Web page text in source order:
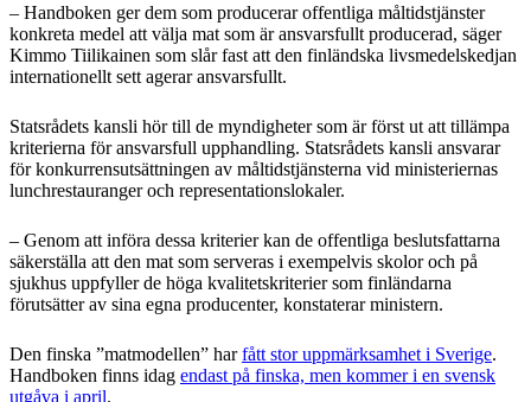
– Handboken ger dem som producerar offentliga måltidstjänster
konkreta medel att välja mat som är ansvarsfullt producerad, säger
Kimmo Tiilikainen som slår fast att den finländska livsmedelskedjan
internationellt sett agerar ansvarsfullt.
Statsrådets kansli hör till de myndigheter som är först ut att tillämpa
kriterierna för ansvarsfull upphandling. Statsrådets kansli ansvarar
för konkurrensutsättningen av måltidstjänsterna vid ministeriernas
lunchrestauranger och representationslokaler.
– Genom att införa dessa kriterier kan de offentliga beslutsfattarna
säkerställa att den mat som serveras i exempelvis skolor och på
sjukhus uppfyller de höga kvalitetskriterier som finländarna
förutsätter av sina egna producenter, konstaterar ministern.
Den finska ”matmodellen” harfått stor uppmärksamhet i Sverige.
Handboken finns idag endast på finska, men kommer i en svensk
utgåva i april.